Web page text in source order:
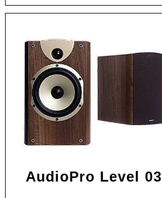
AudioPro Level 03